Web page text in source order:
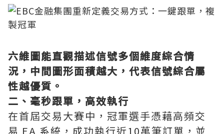
六維圖能直觀描述信號多個維度綜合情
況，中間圖形面積越大，代表信號綜合屬
性越優質。
二、毫秒跟單，高效執行
在首屆交易大賽中，冠軍選手憑藉高頻交
易 EA 系統，成功執行近10萬筆訂單，並